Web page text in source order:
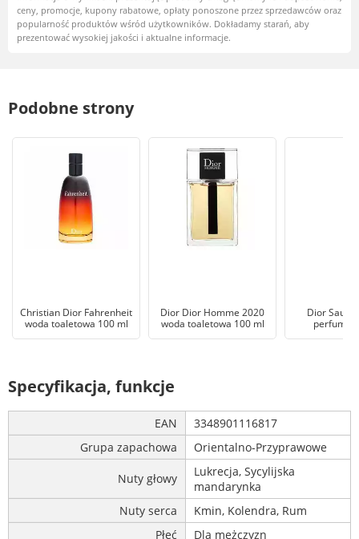
ceny, promocje, kupony rabatowe, opłaty ponoszone przez sprzedawców oraz
popularność produktów wśród użytkowników. Dokładamy starań, aby
prezentować wysokiej jakości i aktualne informacje.
Podobne strony
Christian Dior Fahrenheit
woda toaletowa 100 ml
Dior Dior Homme 2020
woda toaletowa 100 ml
Dior
perfumy
Specyfikacja, funkcje
EAN
3348901116817
Grupa zapachowa
Orientalno-Przyprawowe
Nuty głowy
Lukrecja, Sycylijska
mandarynka
Nuty serca
Kmin, Kolendra, Rum
Płeć
Dla mężczyzn